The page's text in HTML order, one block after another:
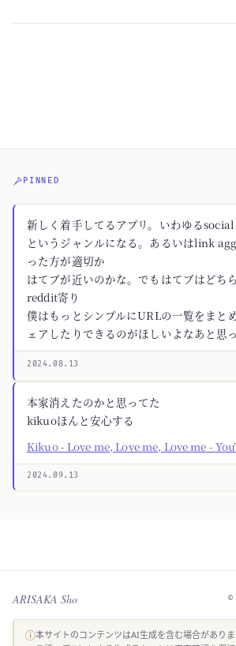
PINNED
新しく着手してるアプリ。いわゆる
というジャンルになる。あるいはlink
った方が適切か
はてブが近いのかな。でもはてブはどち
reddit寄り
僕はもっとシンプルにURLの一覧をまと
ェアしたりできるのがほしいよなあと思
2024.08.13
本家消えたのかと思ってた
kikuoほんと安心する
Kikuo - Love me, Love me, Love me -
2024.09.13
ARISAKA Sho ©
ⓘ本サイトのコンテンツはAI生成を含む場合があり